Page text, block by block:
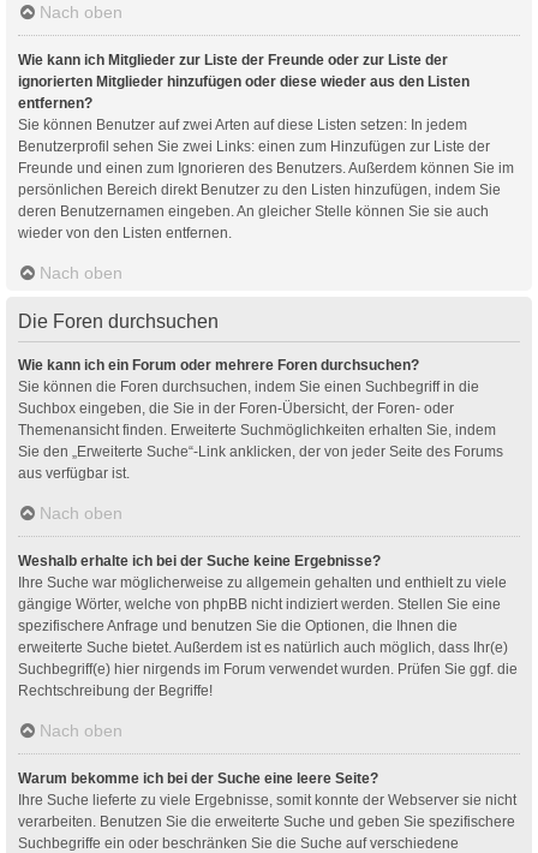
Nach oben
Wie kann ich Mitglieder zur Liste der Freunde oder zur Liste der
ignorierten Mitglieder hinzufügen oder diese wieder aus den Listen
entfernen?
Sie können Benutzer auf zwei Arten auf diese Listen setzen: In jedem
Benutzerprofil sehen Sie zwei Links: einen zum Hinzufügen zur Liste der
Freunde und einen zum Ignorieren des Benutzers. Außerdem können Sie im
persönlichen Bereich direkt Benutzer zu den Listen hinzufügen, indem Sie
deren Benutzernamen eingeben. An gleicher Stelle können Sie sie auch
wieder von den Listen entfernen.
Nach oben
Die Foren durchsuchen
Wie kann ich ein Forum oder mehrere Foren durchsuchen?
Sie können die Foren durchsuchen, indem Sie einen Suchbegriff in die
Suchbox eingeben, die Sie in der Foren-Übersicht, der Foren- oder
Themenansicht finden. Erweiterte Suchmöglichkeiten erhalten Sie, indem
Sie den „Erweiterte Suche“-Link anklicken, der von jeder Seite des Forums
aus verfügbar ist.
Nach oben
Weshalb erhalte ich bei der Suche keine Ergebnisse?
Ihre Suche war möglicherweise zu allgemein gehalten und enthielt zu viele
gängige Wörter, welche von phpBB nicht indiziert werden. Stellen Sie eine
spezifischere Anfrage und benutzen Sie die Optionen, die Ihnen die
erweiterte Suche bietet. Außerdem ist es natürlich auch möglich, dass Ihr(e)
Suchbegriff(e) hier nirgends im Forum verwendet wurden. Prüfen Sie ggf. die
Rechtschreibung der Begriffe!
Nach oben
Warum bekomme ich bei der Suche eine leere Seite?
Ihre Suche lieferte zu viele Ergebnisse, somit konnte der Webserver sie nicht
verarbeiten. Benutzen Sie die erweiterte Suche und geben Sie spezifischere
Suchbegriffe ein oder beschränken Sie die Suche auf verschiedene